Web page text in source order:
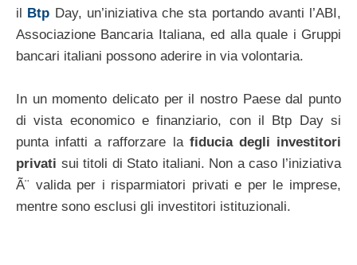
il Btp Day, un’iniziativa che sta portando avanti l’ABI,
Associazione Bancaria Italiana, ed alla quale i Gruppi
bancari italiani possono aderire in via volontaria.
In un momento delicato per il nostro Paese dal punto
di vista economico e finanziario, con il Btp Day si
punta infatti a rafforzare la fiducia degli investitori
privati sui titoli di Stato italiani. Non a caso l’iniziativa
Ã¨ valida per i risparmiatori privati e per le imprese,
mentre sono esclusi gli investitori istituzionali.